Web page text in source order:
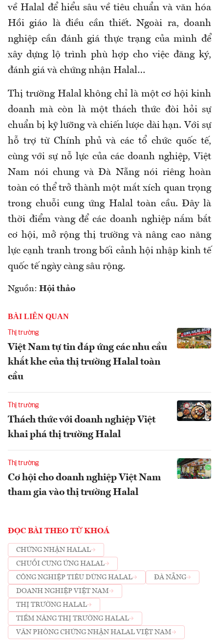
về Halal để hiểu sâu về tiêu chuẩn và văn hóa
Hồi giáo là điều cần thiết. Ngoài ra, doanh
nghiệp cần đánh giá thực trạng của mình để
xây dựng lộ trình phù hợp cho việc đăng ký,
đánh giá và chứng nhận Halal…
Thị trường Halal không chỉ là một cơ hội kinh
doanh mà còn là một thách thức đòi hỏi sự
chuẩn bị kỹ lưỡng và chiến lược dài hạn. Với sự
hỗ trợ từ Chính phủ và các tổ chức quốc tế,
cùng với sự nỗ lực của các doanh nghiệp, Việt
Nam nói chung và Đà Nẵng nói riêng hoàn
toàn có thể trở thành một mắt xích quan trọng
trong chuỗi cung ứng Halal toàn cầu. Đây là
thời điểm vàng để các doanh nghiệp nắm bắt
cơ hội, mở rộng thị trường và nâng cao năng
lực cạnh tranh trong bối cảnh hội nhập kinh tế
quốc tế ngày càng sâu rộng.
Nguồn: Hội thảo
BÀI LIÊN QUAN
Thị trường
Việt Nam tự tin đáp ứng các nhu cầu
khắt khe của thị trường Halal toàn
cầu
Thị trường
Thách thức với doanh nghiệp Việt
khai phá thị trường Halal
Thị trường
Cơ hội cho doanh nghiệp Việt Nam
tham gia vào thị trường Halal
ĐỌC BÀI THEO TỪ KHOÁ
CHỨNG NHẬN HALAL
CHUỖI CUNG ỨNG HALAL
CÔNG NGHIỆP TIÊU DÙNG HALAL
ĐÀ NẴNG
DOANH NGHIỆP VIỆT NAM
THỊ TRƯỜNG HALAL
TIỀM NĂNG THỊ TRƯỜNG HALAL
VĂN PHÒNG CHỨNG NHẬN HALAL VIỆT NAM